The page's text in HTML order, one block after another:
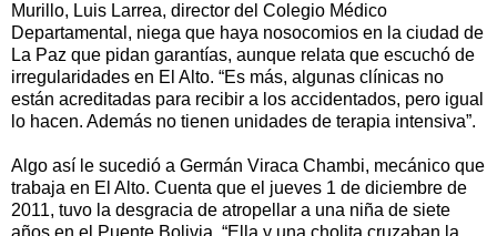
Murillo, Luis Larrea, director del Colegio Médico
Departamental, niega que haya nosocomios en la ciudad de
La Paz que pidan garantías, aunque relata que escuchó de
irregularidades en El Alto. “Es más, algunas clínicas no
están acreditadas para recibir a los accidentados, pero igual
lo hacen. Además no tienen unidades de terapia intensiva”.
Algo así le sucedió a Germán Viraca Chambi, mecánico que
trabaja en El Alto. Cuenta que el jueves 1 de diciembre de
2011, tuvo la desgracia de atropellar a una niña de siete
años en el Puente Bolivia. “Ella y una cholita cruzaban la